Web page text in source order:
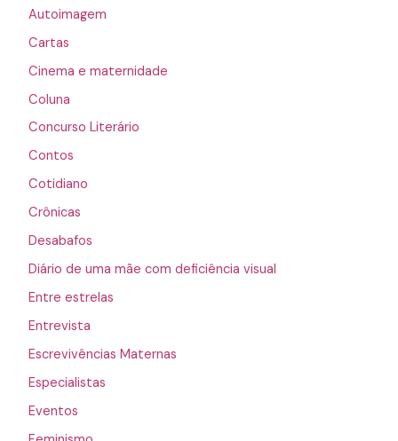
Autoimagem
Cartas
Cinema e maternidade
Coluna
Concurso Literário
Contos
Cotidiano
Crônicas
Desabafos
Diário de uma mãe com deficiência visual
Entre estrelas
Entrevista
Escrevivências Maternas
Especialistas
Eventos